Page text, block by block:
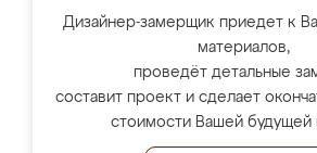
Дизайнер-замерщик приедет к
материалов,
проведёт детальные
составит проект и сделает
стоимости Вашей будущей